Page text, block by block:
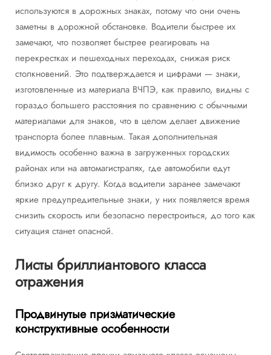
используются в дорожных знаках, потому что они очень
заметны в дорожной обстановке. Водители быстрее их
замечают, что позволяет быстрее реагировать на
перекрестках и пешеходных переходах, снижая риск
столкновений. Это подтверждается и цифрами — знаки,
изготовленные из материала ВЧПЭ, как правило, видны с
гораздо большего расстояния по сравнению с обычными
материалами для знаков, что в целом делает движение
транспорта более плавным. Такая дополнительная
видимость особенно важна в загруженных городских
районах или на автомагистралях, где автомобили едут
близко друг к другу. Когда водители заранее замечают
яркие предупредительные знаки, у них появляется время
снизить скорость или безопасно перестроиться, до того как
ситуация станет опасной.
Листы бриллиантового класса
отражения
Продвинутые призматические
конструктивные особенности